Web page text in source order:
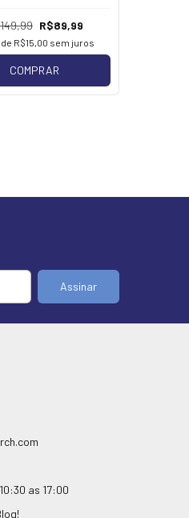
R$89,99
R$15,00 sem juros
COMPRAR
as 17:00